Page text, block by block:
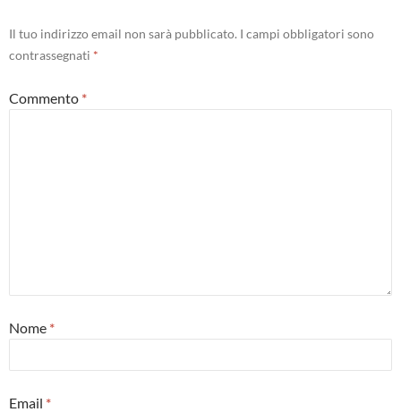
Il tuo indirizzo email non sarà pubblicato. I campi obbligatori sono
contrassegnati *
Commento *
Nome *
Email *